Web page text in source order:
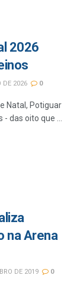
2026
DE 2026 0
Natal, Potiguar
das oito que ...
na Arena
DE 2019 0